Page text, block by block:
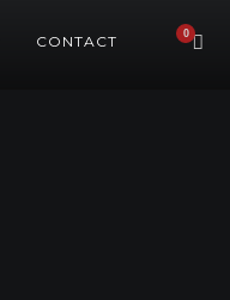
CONTACT